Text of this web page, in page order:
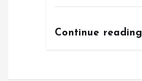
Continue reading